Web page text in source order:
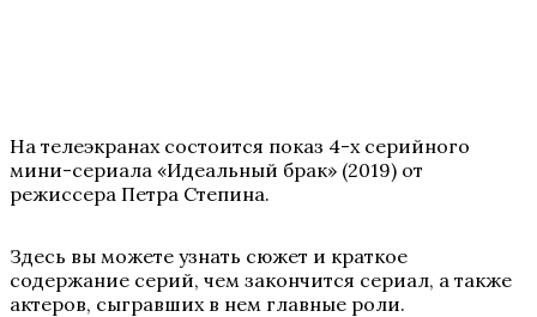
На телеэкранах состоится показ 4-х серийного
мини-сериала «Идеальный брак» (2019) от
режиссера Петра Степина.
Здесь вы можете узнать сюжет и краткое
содержание серий, чем закончится сериал, а также
актеров, сыгравших в нем главные роли.